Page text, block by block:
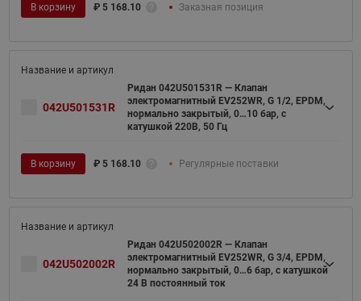
В корзину ₽ 5 168.10 Заказная позиция
042U501531R
Ридан 042U501531R — Клапан
электромагнитный EV252WR, G 1/2, EPDM,
нормально закрытый, 0…10 бар, с
катушкой 220В, 50 Гц
В корзину ₽ 5 168.10 Регулярные поставки
042U502002R
Ридан 042U502002R — Клапан
электромагнитный EV252WR, G 3/4, EPDM,
нормально закрытый, 0…6 бар, с катушкой
24 В постоянный ток